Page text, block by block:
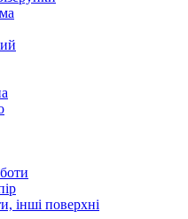
інші поверхні